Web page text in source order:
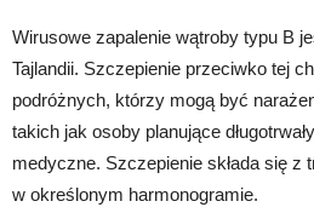
Wirusowe zapalenie wątroby typu B
Tajlandii. Szczepienie przeciwko tej
podróżnych, którzy mogą być
takich jak osoby planujące
medyczne. Szczepienie składa się z
w określonym harmonogramie.